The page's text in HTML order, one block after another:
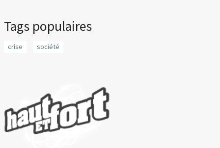
Tags populaires
crise société